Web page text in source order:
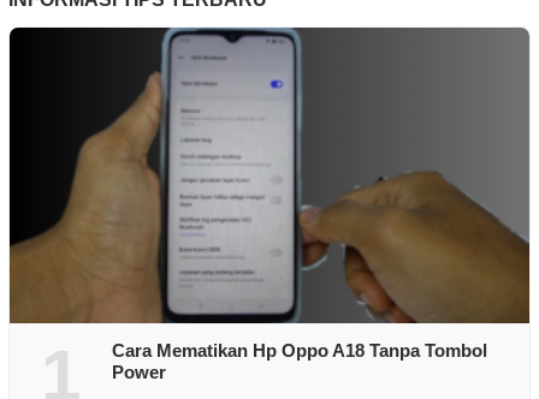
1
Cara Mematikan Hp Oppo A18 Tanpa Tombol
Power